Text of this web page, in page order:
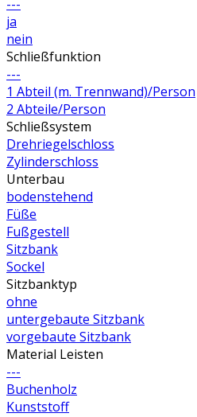
---
ja
nein
Schließfunktion
---
1 Abteil (m. Trennwand)/Person
2 Abteile/Person
Schließsystem
Drehriegelschloss
Zylinderschloss
Unterbau
bodenstehend
Füße
Fußgestell
Sitzbank
Sockel
Sitzbanktyp
ohne
untergebaute Sitzbank
vorgebaute Sitzbank
Material Leisten
---
Buchenholz
Kunststoff